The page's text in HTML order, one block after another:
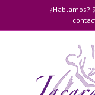
contenido
¿Hablamos?